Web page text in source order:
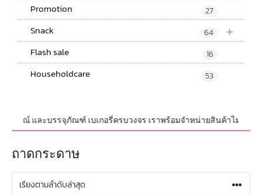
Promotion 27
+
Snack 64
Flash sale 16
Householdcare 53
รณ์ และบรรจุภัณฑ์ เบเกอรี่ครบวงจร เราพร้อมจำหน่ายสินค้าไม่จำกัด
ถาดกระดาษ